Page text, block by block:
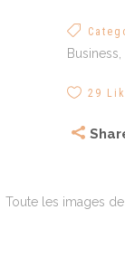
29
Toute les images